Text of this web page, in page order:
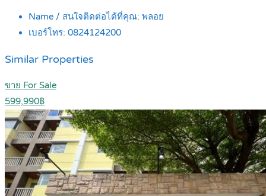
Name / สนใจติดต่อได้ที่คุณ: พลอย
เบอร์โทร: 0824124200
Similar Properties
ขาย For Sale
599,990฿